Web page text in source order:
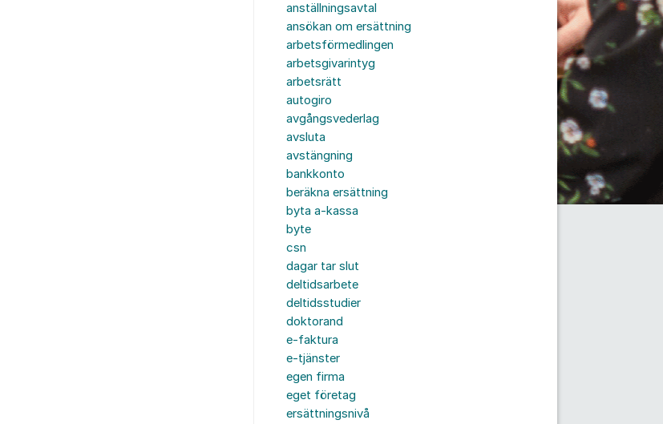
anställningsavtal
ansökan om ersättning
arbetsförmedlingen
arbetsgivarintyg
arbetsrätt
autogiro
avgångsvederlag
avsluta
avstängning
bankkonto
beräkna ersättning
byta a-kassa
byte
csn
dagar tar slut
deltidsarbete
deltidsstudier
doktorand
e-faktura
e-tjänster
egen firma
eget företag
ersättningsnivå